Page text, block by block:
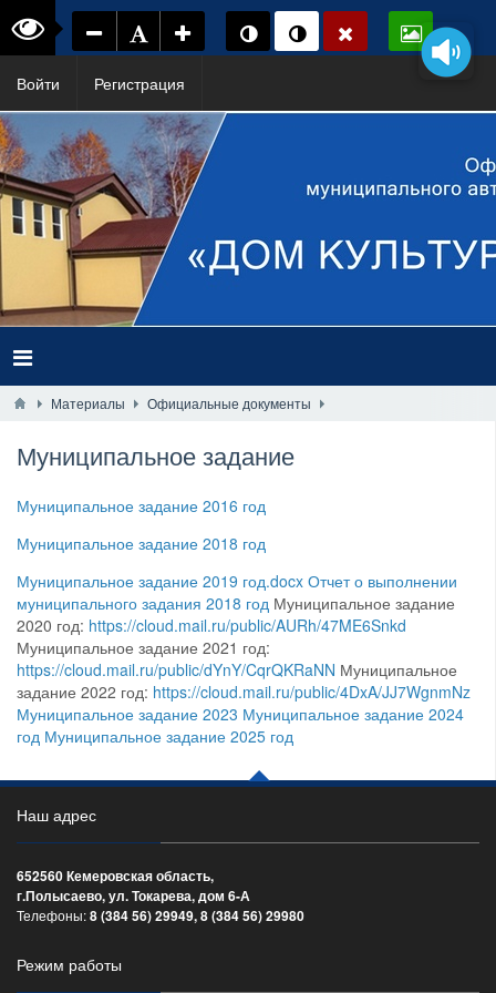
Войти Регистрация
Материалы Официальные документы
Муниципальное задание
Муниципальное задание 2016 год
Муниципальное задание 2018 год
Муниципальное задание 2019 год.docx Отчет о выполнении
муниципального задания 2018 год Муниципальное задание
2020 год: https://cloud.mail.ru/public/AURh/47ME6Snkd
Муниципальное задание 2021 год:
https://cloud.mail.ru/public/dYnY/CqrQKRaNN Муниципальное
задание 2022 год: https://cloud.mail.ru/public/4DxA/JJ7WgnmNz
Муниципальное задание 2023 Муниципальное задание 2024
год Муниципальное задание 2025 год
Наш адрес
652560 Кемеровская область,
г.Полысаево, ул. Токарева, дом 6-А
Телефоны:8 (384 56) 29949, 8 (384 56) 29980
Режим работы